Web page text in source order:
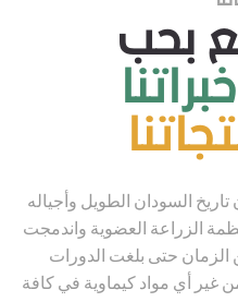
بحب
تاريخ السودان الطويل وأجياله
الزراعة العضوية واندمجت
الزمان حتى بلغت الدورات
من غير أي مواد كيماوية في كافة